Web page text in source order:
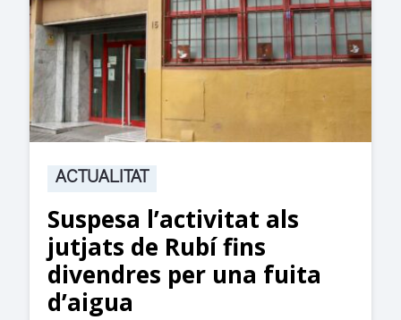
ACTUALITAT
Suspesa l’activitat als
jutjats de Rubí fins
divendres per una fuita
d’aigua